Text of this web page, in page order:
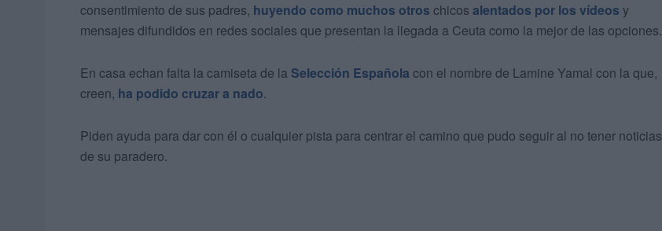
consentimiento de sus padres, huyendo como muchos otros chicos alentados por los vídeos y
mensajes difundidos en redes sociales que presentan la llegada a Ceuta como la mejor de las opciones.
En casa echan falta la camiseta de la Selección Española con el nombre de Lamine Yamal con la que,
creen, ha podido cruzar a nado.
Piden ayuda para dar con él o cualquier pista para centrar el camino que pudo seguir al no tener noticias
de su paradero.